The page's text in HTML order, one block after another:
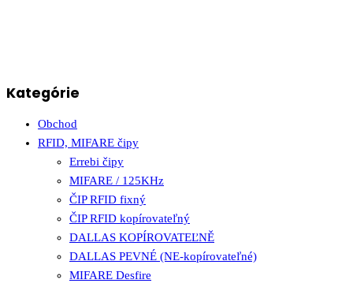
Kategórie
Obchod
RFID, MIFARE čipy
Errebi čipy
MIFARE / 125KHz
ČIP RFID fixný
ČIP RFID kopírovateľný
DALLAS KOPÍROVATEĽNĚ
DALLAS PEVNÉ (NE-kopírovateľné)
MIFARE Desfire